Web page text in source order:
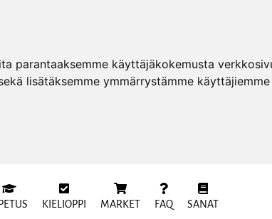
parantaaksemme käyttäjäkokemusta
lisätäksemme ymmärrystämme
KIELIOPPI MARKET FAQ SANAT